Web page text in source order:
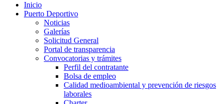
Inicio
Puerto Deportivo
Noticias
Galerías
Solicitud General
Portal de transparencia
Convocatorias y trámites
Perfil del contratante
Bolsa de empleo
Calidad medioambiental y prevención de riesgos
laborales